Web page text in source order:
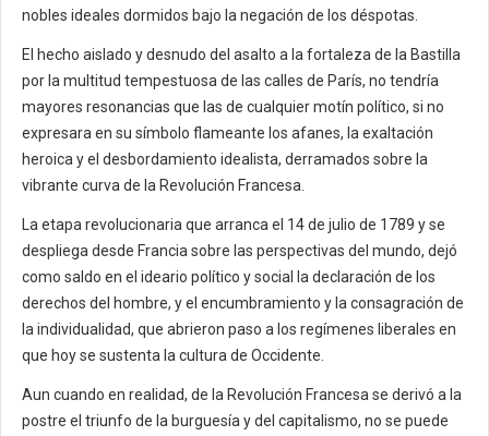
nobles ideales dormidos bajo la negación de los déspotas.
El hecho aislado y desnudo del asalto a la fortaleza de la Bastilla
por la multitud tempestuosa de las calles de París, no tendría
mayores resonancias que las de cualquier motín político, si no
expresara en su símbolo flameante los afanes, la exaltación
heroica y el desbordamiento idealista, derramados sobre la
vibrante curva de la Revolución Francesa.
La etapa revolucionaria que arranca el 14 de julio de 1789 y se
despliega desde Francia sobre las perspectivas del mundo, dejó
como saldo en el ideario político y social la declaración de los
derechos del hombre, y el encumbramiento y la consagración de
la individualidad, que abrieron paso a los regímenes liberales en
que hoy se sustenta la cultura de Occidente.
Aun cuando en realidad, de la Revolución Francesa se derivó a la
postre el triunfo de la burguesía y del capitalismo, no se puede